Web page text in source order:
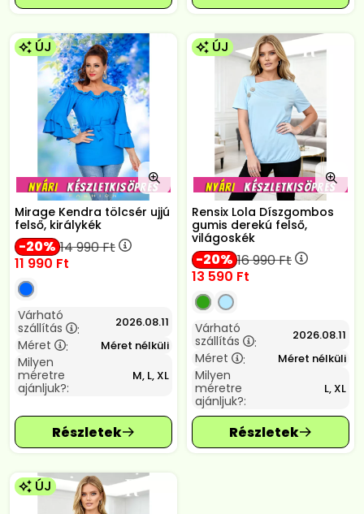
ÚJ
Mirage Kendra tölcsér ujjú
felső, királykék
20 14 990Ft
11 990 Ft
Várható
szállítás
: 2026.08.11
Méret : Méret nélküli
Milyen
méretre
ajánljuk?:
M, L, XL
ÚJ
Rensix Lola Díszgombos
gumis derekú felső,
világoskék
20 16 990Ft
13 590 Ft
Várható
szállítás
: 2026.08.11
Méret : Méret nélküli
Milyen
méretre
ajánljuk?:
L, XL
ÚJ